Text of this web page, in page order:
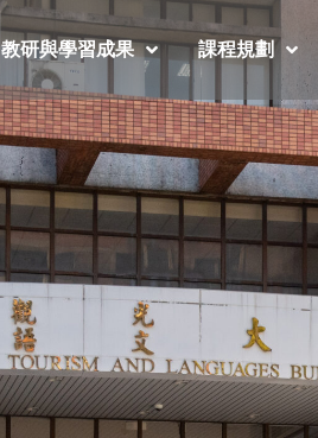
教研與學習成果 課程規劃